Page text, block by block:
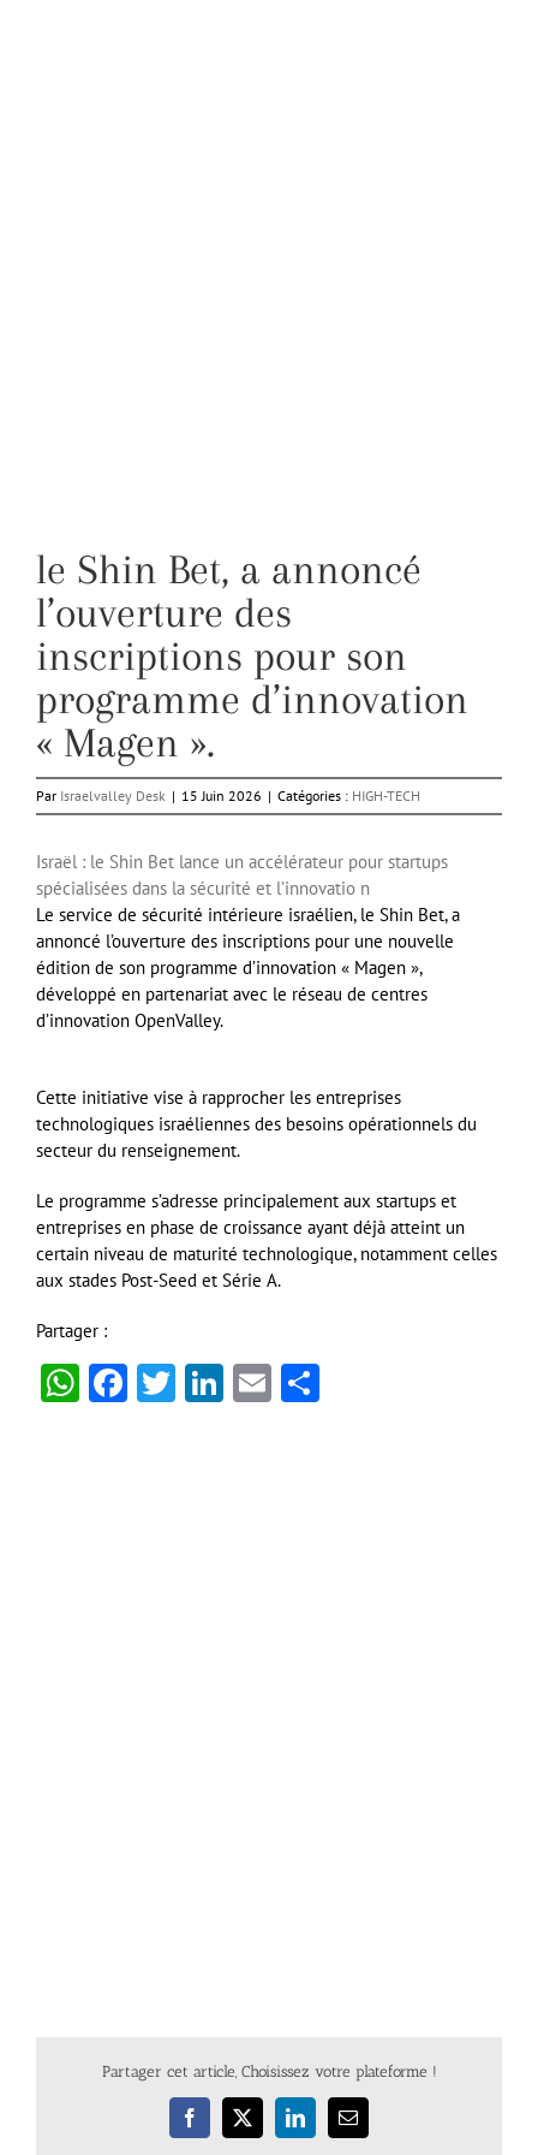
le Shin Bet, a annoncé
l’ouverture des
inscriptions pour son
programme d’innovation
« Magen ».
Par Israelvalley Desk | 15 Juin 2026 | Catégories : HIGH-TECH
Israël : le Shin Bet lance un accélérateur pour startups
spécialisées dans la sécurité et l’innovatio n
Le service de sécurité intérieure israélien, le Shin Bet, a
annoncé l’ouverture des inscriptions pour une nouvelle
édition de son programme d’innovation « Magen »,
développé en partenariat avec le réseau de centres
d’innovation OpenValley.
Cette initiative vise à rapprocher les entreprises
technologiques israéliennes des besoins opérationnels du
secteur du renseignement.
Le programme s’adresse principalement aux startups et
entreprises en phase de croissance ayant déjà atteint un
certain niveau de maturité technologique, notamment celles
aux stades Post-Seed et Série A.
Partager :
WhatsApp
Facebook
Twitter
LinkedIn
Email
Partager cet article, Choisissez votre plateforme !
Facebook
X LinkedInEmail